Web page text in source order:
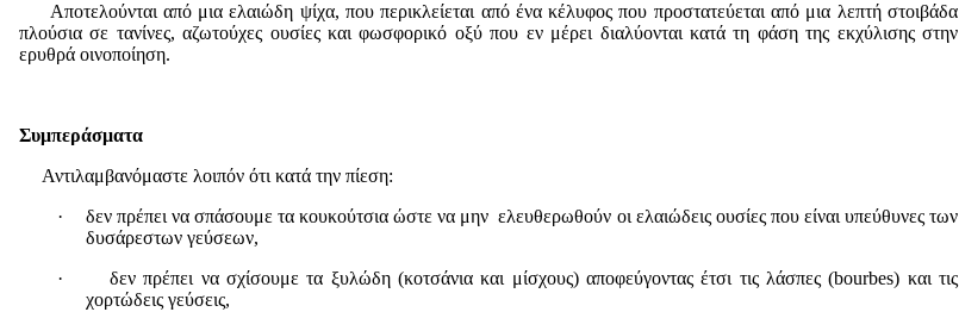
Αποτελούνται από μια ελαιώδη ψίχα, που περικλείεται από ένα κέλυφος που προστατεύεται από μια λεπτή στοιβάδα
πλούσια σε τανίνες, αζωτούχες ουσίες και φωσφορικό οξύ που εν μέρει διαλύονται κατά τη φάση της εκχύλισης στην
ερυθρά οινοποίηση.
Συμπεράσματα
Αντιλαμβανόμαστε λοιπόν ότι κατά την πίεση:
·
δεν πρέπει να σπάσουμε τα κουκούτσια ώστε να μην ελευθερωθούν οι ελαιώδεις ουσίες που είναι υπεύθυνες των
δυσάρεστων γεύσεων,
·
δεν πρέπει να σχίσουμε τα ξυλώδη (κοτσάνια και μίσχους) αποφεύγοντας έτσι τις λάσπες (bourbes) και τις
χορτώδεις γεύσεις,